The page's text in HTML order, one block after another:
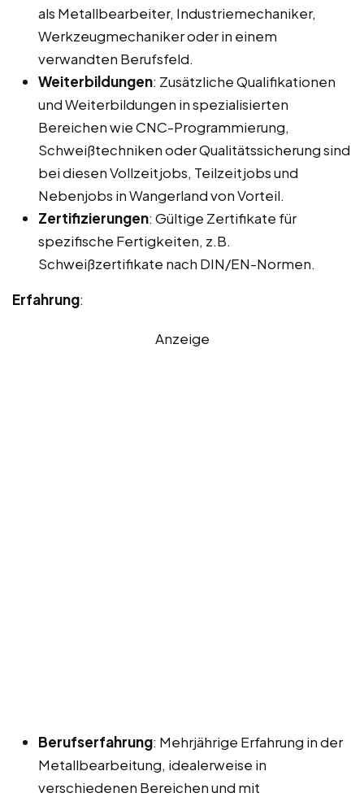
als Metallbearbeiter, Industriemechaniker,
Werkzeugmechaniker oder in einem
verwandten Berufsfeld.
Weiterbildungen: Zusätzliche Qualifikationen
und Weiterbildungen in spezialisierten
Bereichen wie CNC-Programmierung,
Schweißtechniken oder Qualitätssicherung sind
bei diesen Vollzeitjobs, Teilzeitjobs und
Nebenjobs in Wangerland von Vorteil.
Zertifizierungen: Gültige Zertifikate für
spezifische Fertigkeiten, z.B.
Schweißzertifikate nach DIN/EN-Normen.
Erfahrung:
Anzeige
Berufserfahrung: Mehrjährige Erfahrung in der
Metallbearbeitung, idealerweise in
verschiedenen Bereichen und mit